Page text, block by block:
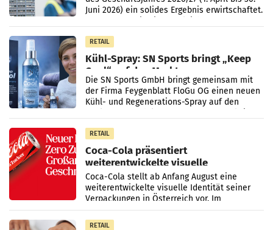
Juni 2026) ein solides Ergebnis erwirtschaftet.
RETAIL
Kühl-Spray: SN Sports bringt „Keep
Cool“ auf den Markt
Die SN Sports GmbH bringt gemeinsam mit
der Firma Feygenblatt FloGu OG einen neuen
Kühl- und Regenerations-Spray auf den
RETAIL
Coca-Cola präsentiert
weiterentwickelte visuelle
Markenidentität
Coca-Cola stellt ab Anfang August eine
weiterentwickelte visuelle Identität seiner
Verpackungen in Österreich vor. Im
Mittelpunkt des Redesigns stehen zentrale
Gestaltungselemente
RETAIL